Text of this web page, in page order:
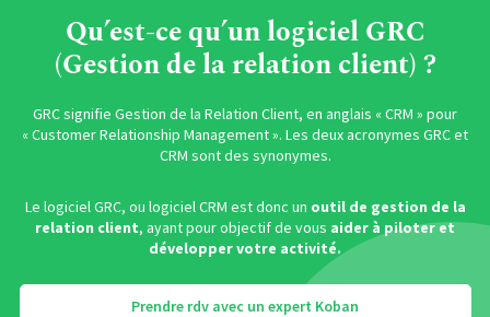
Qu’est-ce qu’un logiciel GRC
(Gestion de la relation client) ?
GRC signifie Gestion de la Relation Client, en anglais « CRM » pour
« Customer Relationship Management ». Les deux acronymes GRC et
CRM sont des synonymes.
Le logiciel GRC, ou logiciel CRM est donc un outil de gestion de la
relation client, ayant pour objectif de vous aider à piloter et
développer votre activité.
Prendre rdv avec un expert Koban